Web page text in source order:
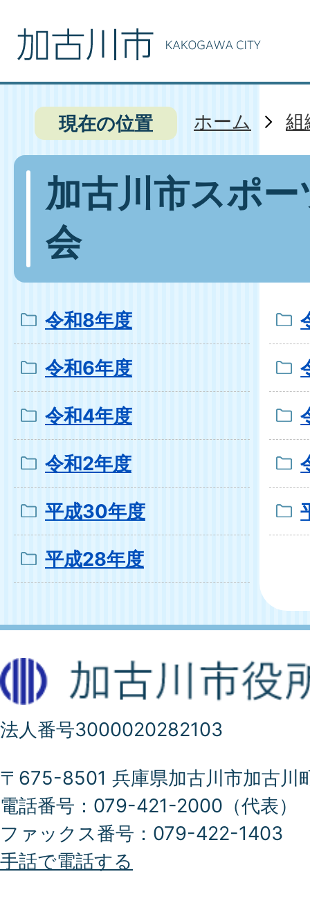
現在の位置 ホーム 組
加古川市スポ
会
令和8年度
令和6年度
令和4年度
令和2年度
平成30年度
平成28年度
法人番号3000020282103
〒675-8501 兵庫県加古川市加古川
電話番号：079-421-2000（代表）
ファックス番号：079-422-1403
手話で電話する